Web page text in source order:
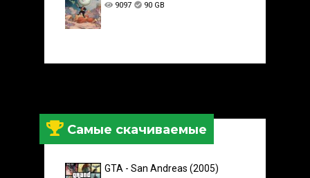
9097 90 GB
Самые скачиваемые
GTA - San Andreas (2005)